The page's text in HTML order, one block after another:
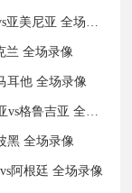
2024年09月11日 欧国联C联赛第2轮 北马其顿vs亚美尼亚 全场录像
兰 全场录像
耳他 全场录像
2024年09月11日 欧国联B联赛第2轮 阿尔巴尼亚vs格鲁吉亚 全场录像
黑 全场录像
阿根廷 全场录像